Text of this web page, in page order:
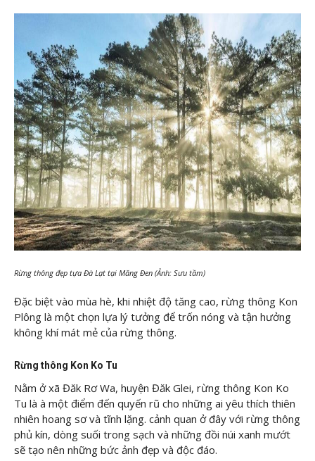
Rừng thông đẹp tựa Đà Lạt tại Măng Đen (Ảnh: Sưu tầm)
Đặc biệt vào mùa hè, khi nhiệt độ tăng cao, rừng thông Kon
Plông là một chọn lựa lý tưởng để trốn nóng và tận hưởng
không khí mát mẻ của rừng thông.
Rừng thông Kon Ko Tu
Nằm ở xã Đăk Rơ Wa, huyện Đăk Glei, rừng thông Kon Ko
Tu là à một điểm đến quyến rũ cho những ai yêu thích thiên
nhiên hoang sơ và tĩnh lặng. cảnh quan ở đây với rừng thông
phủ kín, dòng suối trong sạch và những đồi núi xanh mướt
sẽ tạo nên những bức ảnh đẹp và độc đáo.